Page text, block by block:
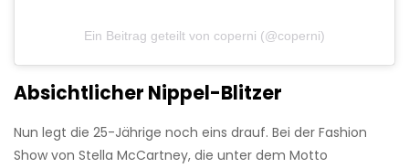
Ein Beitrag geteilt von coperni (@coperni)
Absichtlicher Nippel-Blitzer
Nun legt die 25-Jährige noch eins drauf. Bei der Fashion
Show von Stella McCartney, die unter dem Motto